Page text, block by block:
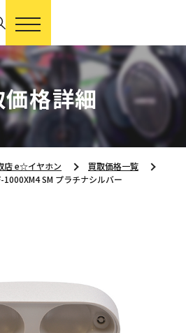
格詳細
店 e☆イヤホン
買取価格一覧
1000XM4 SM プラチナシルバー